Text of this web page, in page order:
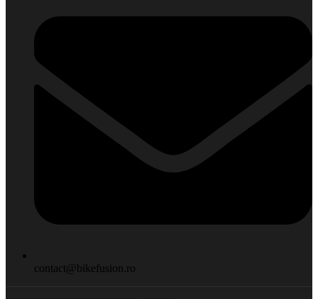
contact@bikefusion.ro